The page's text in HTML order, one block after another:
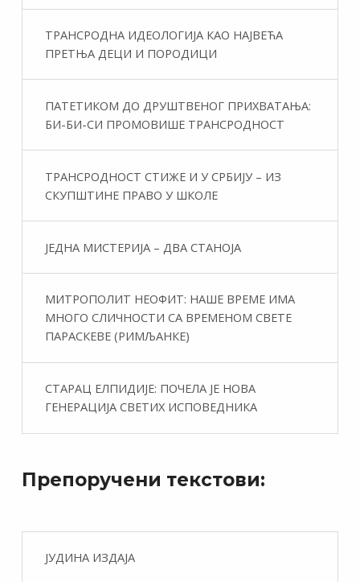
ТРАНСРОДНА ИДЕОЛОГИЈА КАО НАЈВЕЋА
ПРЕТЊА ДЕЦИ И ПОРОДИЦИ
ПАТЕТИКОМ ДО ДРУШТВЕНОГ ПРИХВАТАЊА:
БИ-БИ-СИ ПРОМОВИШЕ ТРАНСРОДНОСТ
ТРАНСРОДНОСТ СТИЖЕ И У СРБИЈУ – ИЗ
СКУПШТИНЕ ПРАВО У ШКОЛЕ
ЈЕДНА МИСТЕРИЈА – ДВА СТАНОЈА
МИТРОПОЛИТ НЕОФИТ: НАШЕ ВРЕМЕ ИМА
МНОГО СЛИЧНОСТИ СА ВРЕМЕНОМ СВЕТЕ
ПАРАСКЕВЕ (РИМЉАНКЕ)
СТАРАЦ ЕЛПИДИЈЕ: ПОЧЕЛА ЈЕ НОВА
ГЕНЕРАЦИЈА СВЕТИХ ИСПОВЕДНИКА
Препоручени текстови:
ЈУДИНА ИЗДАЈА